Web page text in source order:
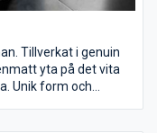
Tillverkat i genuin
yta på det vita
Unik form och